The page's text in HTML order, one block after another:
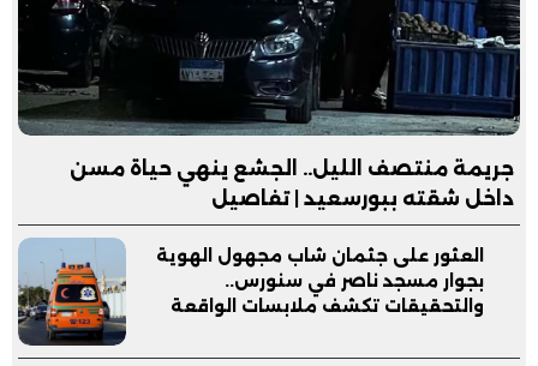
جريمة منتصف الليل.. الجشع ينهي حياة مسن
داخل شقته ببورسعيد | تفاصيل
العثور على جثمان شاب مجهول الهوية
بجوار مسجد ناصر في سنورس..
والتحقيقات تكشف ملابسات الواقعة